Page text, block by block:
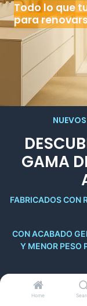
Home
Todo lo que
para
GAMA
FABRICADOS CON
CON ACABADO
Y MENOR PESO